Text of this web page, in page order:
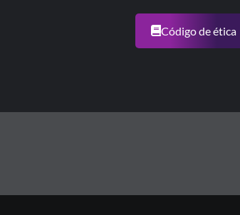
Código de ética